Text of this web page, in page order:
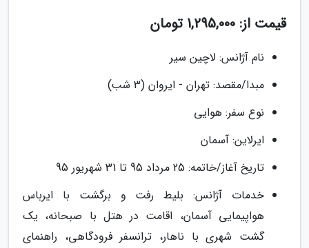
قیمت از: 1,295,000 تومان
نام آژانس: لاچین سیر
مبدا/مقصد: تهران - ایروان (3 شب)
نوع سفر: هوایی
ایرلاین: آسمان
تاریخ آغاز/خاتمه: 25 مرداد 95 تا 31 شهریور 95
خدمات آژانس: بلیط رفت و برگشت با ایرباس
هواپیمایی آسمان، اقامت در هتل با صبحانه، یک
گشت شهری با ناهار، ترانسفر فرودگاهی، راهنمای